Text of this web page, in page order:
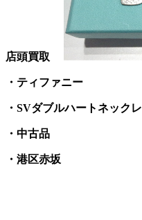
店頭買取
・ティファニー
・SVダブルハートネック
・中古品
・港区赤坂